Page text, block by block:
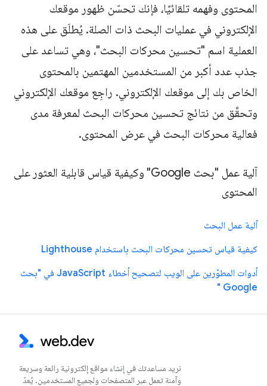
المحتوى وفهمه تلقائيًا، فإنك تحسّن ظهور موقعك
الإلكتروني في عمليات البحث ذات الصلة. يُطلَق على هذه
العملية اسم "تحسين محركات البحث"، وهي تساعد على
جذب عدد أكبر من المستخدمين المهتمين بالمحتوى
الخاص بك إلى موقعك الإلكتروني. راجِع موقعك الإلكتروني
وتحقَّق من نتائج تحسين محركات البحث لمعرفة مدى
فعالية محركات البحث في عرض المحتوى.
آلية عمل "بحث Google" وكيفية قياس قابلية العثور على
المحتوى
آلية عمل البحث
كيفية قياس تحسين محركات البحث باستخدام Lighthouse
أدوات المطوّرين على الويب لتصحيح أخطاء JavaScript في "بحث
Google "
نريد مساعدتك في إنشاء مواقع إلكترونية رائعة وسريعة
وآمنة تعمل عبر المتصفحات ولجميع المستخدمين. يُعدّ